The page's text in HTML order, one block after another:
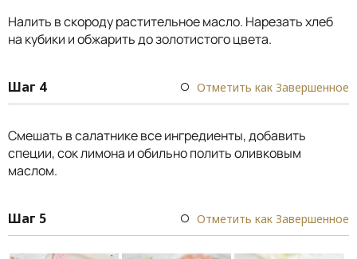
Налить в скороду растительное масло. Нарезать хлеб
на кубики и обжарить до золотистого цвета.
Шаг 4 Отметить как Завершенное
Смешать в салатнике все ингредиенты, добавить
специи, сок лимона и обильно полить оливковым
маслом.
Шаг 5 Отметить как Завершенное